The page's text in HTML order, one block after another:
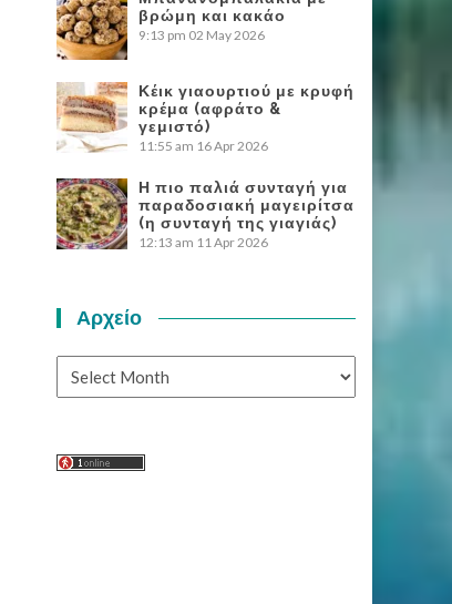
βρώμη και κακάο
9:13 pm 02 May 2026
Κέικ γιαουρτιού με κρυφή
κρέμα (αφράτο &
γεμιστό)
11:55 am 16 Apr 2026
Η πιο παλιά συνταγή για
παραδοσιακή μαγειρίτσα
(η συνταγή της γιαγιάς)
12:13 am 11 Apr 2026
Αρχείο